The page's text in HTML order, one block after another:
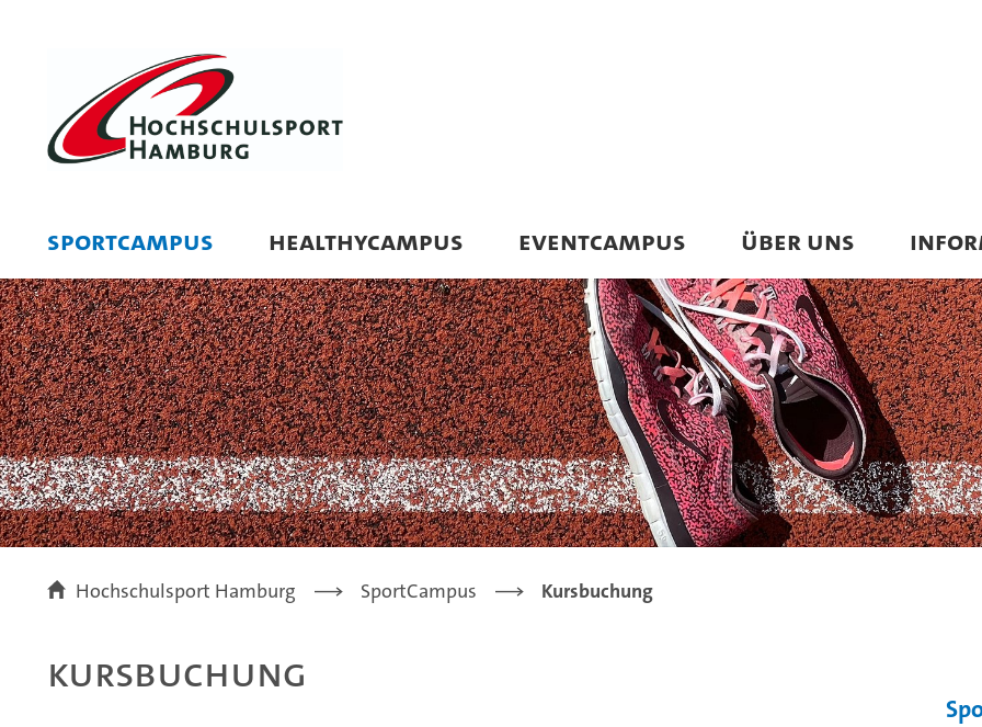
SPORTCAMPUS HEALTHYCAMPUS EVENTCAMPUS ÜBER UNS
Hochschulsport Hamburg SportCampus Kursbuchung
Kursbuchung